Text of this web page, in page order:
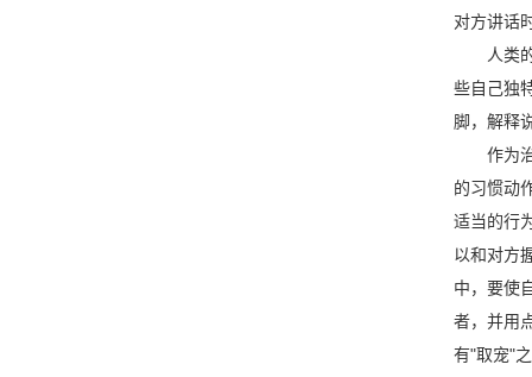
对方讲话
人类的
些自己独
脚，解释
作为治
的习惯动
适当的行
以和对方
中，要使
者，并用
有"取宠"